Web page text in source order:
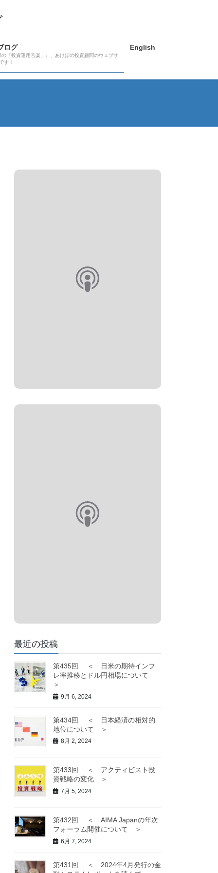
ログ
「投資運用苦楽」』、あけぼの投資顧問のウェブサ
す！
English
最近の投稿
第435回 ＜ 日米の期待インフ
レ率推移とドル円相場について
＞
9月 6, 2024
第434回 ＜ 日本経済の相対的
地位について ＞
8月 2, 2024
第433回 ＜ アクティビスト投
資戦略の変化 ＞
7月 5, 2024
第432回 ＜ AIMA Japanの年次
フォーラム開催について ＞
6月 7, 2024
第431回 ＜ 2024年4月発行の金